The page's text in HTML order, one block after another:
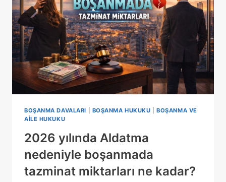
BOŞANMA DAVALARI BOŞANMA HUKUKU |BOŞANMA VE
AILE HUKUKU
2026 yılında Aldatma
nedeniyle boşanmada
tazminat miktarları ne kadar?